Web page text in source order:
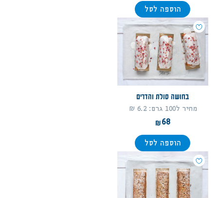
הוספה לסל
בחושה סולת והדרים
מחיר ל100 גרם: 6.2 ₪
68
הוספה לסל